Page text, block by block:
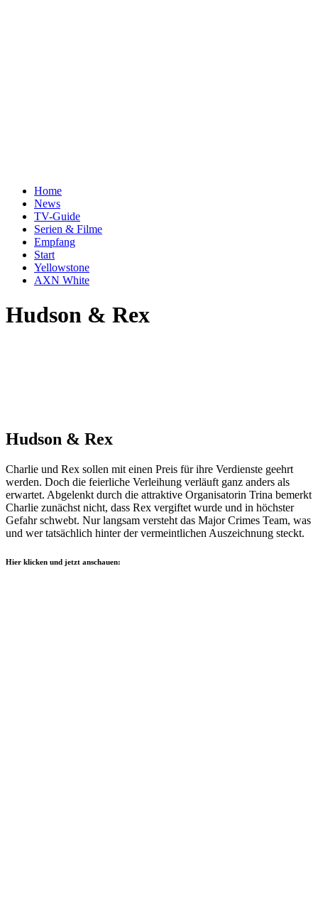
Home
News
TV-Guide
Serien & Filme
Empfang
Start
Yellowstone
AXN White
Hudson & Rex
Hudson & Rex
Charlie und Rex sollen mit einen Preis für ihre Verdienste geehrt
werden. Doch die feierliche Verleihung verläuft ganz anders als
erwartet. Abgelenkt durch die attraktive Organisatorin Trina bemerkt
Charlie zunächst nicht, dass Rex vergiftet wurde und in höchster
Gefahr schwebt. Nur langsam versteht das Major Crimes Team, was
und wer tatsächlich hinter der vermeintlichen Auszeichnung steckt.
Hier klicken und jetzt anschauen: